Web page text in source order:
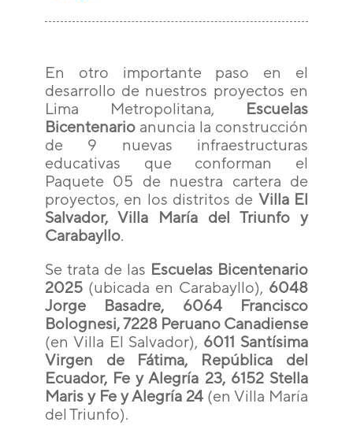
En otro importante paso en el
desarrollo de nuestros proyectos en
Lima Metropolitana, Escuelas
Bicentenarioanuncia la construcción
de 9 nuevas infraestructuras
educativas que conforman el
Paquete 05 de nuestra cartera de
proyectos, en los distritos de Villa El
Salvador, Villa María del Triunfo y
Carabayllo.
Se trata de las Escuelas Bicentenario
2025(ubicada en Carabayllo), 6048
Jorge Basadre, 6064 Francisco
Bolognesi, 7228 Peruano Canadiense
(en Villa El Salvador), 6011 Santísima
Virgen de Fátima, República del
Ecuador, Fe y Alegría 23, 6152 Stella
Maris y Fe y Alegría 24 (en Villa María
del Triunfo).